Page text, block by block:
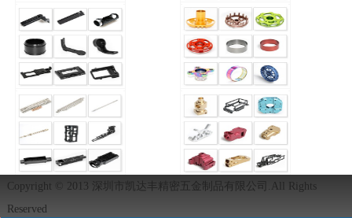
Copyright © 2013 深圳市凯达丰精密五金制品有限公司.All Rights
Reserved